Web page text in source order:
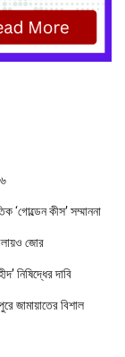
‘গোল্ডেন কীস’ সম্মাননা
জোর
নিষিদ্ধের দাবি
জামায়াতের বিশাল